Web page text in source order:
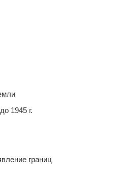
1945 г.
границ